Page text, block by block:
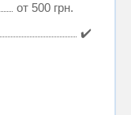
от 500 грн.
✔️